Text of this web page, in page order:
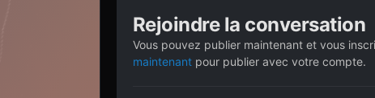
Rejoindre la conversation
Vous pouvez publier maintenant et vous
maintenantpour publier avec votre compte.